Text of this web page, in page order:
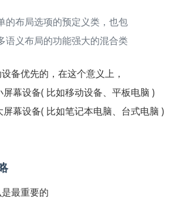
的布局选项的预定义类，也包
语义布局的功能强大的混合类
备优先的，在这个意义上，
幕设备( 比如移动设备、平板电脑 )
幕设备( 比如笔记本电脑、台式电脑 )
最重要的